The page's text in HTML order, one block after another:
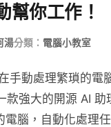
幫你工作！
湯分類： 電腦小教室
手動處理繁瑣的電
款強大的開源 AI 助
電腦，自動化處理